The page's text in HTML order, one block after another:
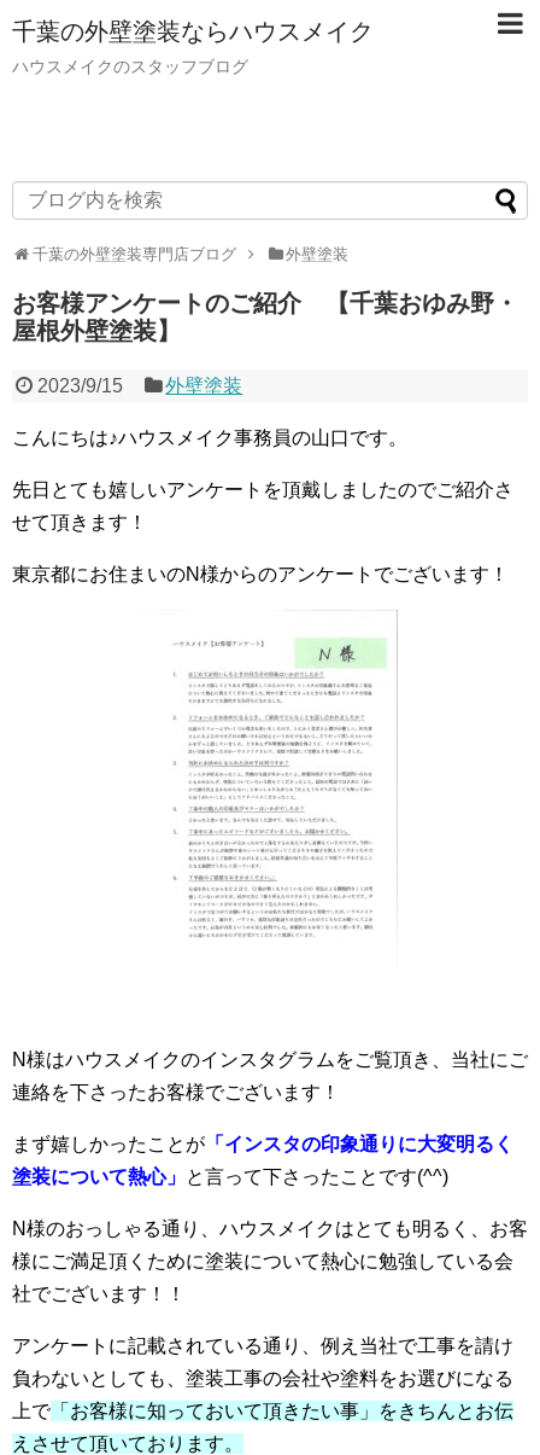
千葉の外壁塗装ならハウスメイク
ハウスメイクのスタッフブログ
千葉の外壁塗装専門店ブログ 外壁塗装
お客様アンケートのご紹介 【千葉おゆみ野・
屋根外壁塗装】
2023/9/15 外壁塗装
こんにちは♪ハウスメイク事務員の山口です。
先日とても嬉しいアンケートを頂戴しましたのでご紹介さ
せて頂きます！
東京都にお住まいのN様からのアンケートでございます！
N様はハウスメイクのインスタグラムをご覧頂き、当社にご
連絡を下さったお客様でございます！
まず嬉しかったことが 「インスタの印象通りに大変明るく
塗装について熱心」 と言って下さったことです(^^)
N様のおっしゃる通り、ハウスメイクはとても明るく、お客
様にご満足頂くために塗装について熱心に勉強している会
社でございます！！
アンケートに記載されている通り、例え当社で工事を請け
負わないとしても、塗装工事の会社や塗料をお選びになる
上で 「お客様に知っておいて頂きたい事」をきちんとお伝
えさせて頂いております。